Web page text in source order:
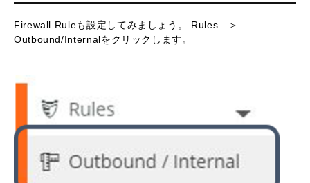
Firewall Ruleも設定してみましょう。 Rules ＞
Outbound/Internalをクリックします。